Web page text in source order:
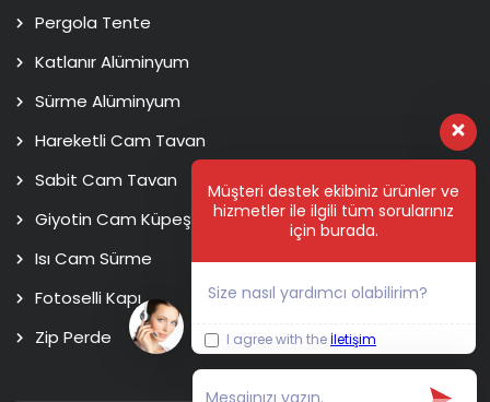
Pergola Tente
Katlanır Alüminyum
Sürme Alüminyum
Hareketli Cam Tavan
Sabit Cam Tavan
Giyotin Cam Küpeşte
Isı Cam Sürme
Fotoselli Kapı
Zip Perde
Müşteri destek ekibiniz ürünler ve
hizmetler ile ilgili tüm sorularınız
için burada.
Size nasıl yardımcı olabilirim?
I agree with the İletişim